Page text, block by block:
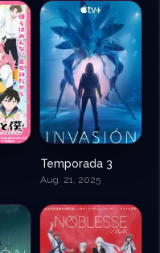
Temporada 3
Aug. 21, 2025